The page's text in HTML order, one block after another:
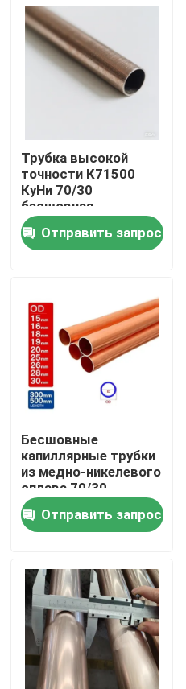
Дом
Товары
Тур по фабрике
Контроль качества
Сделать запрос
Медные штуцеры никеля
Медно-никелевый локоть
Медная труба никеля
Медно-никелевая трубка
Трубка высокой
точности К71500
КуНи 70/30
бесшовная
коррозионностойкая
Отправить запрос
Бесшовные
капиллярные трубки
из медно-никелевого
сплава 70/30
C71500, труба из
высокопрочного
коррозионностойкого
Отправить запрос